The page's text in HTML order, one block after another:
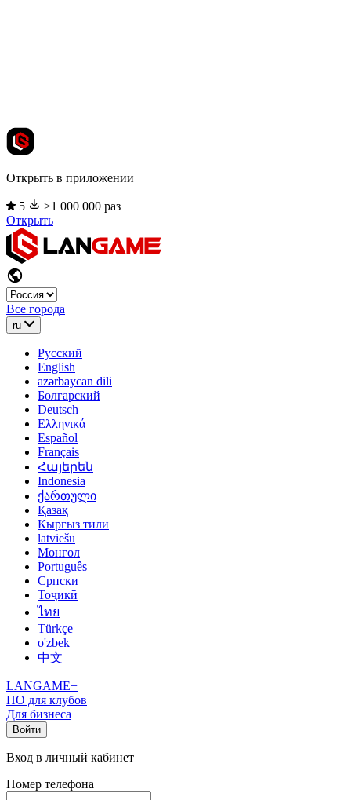
Открыть в приложении
5
>1 000 000 раз
Открыть
Все города
ru
Русский
English
azərbaycan dili
Болгарский
Deutsch
Ελληνικά
Español
Français
Հայերեն
Indonesia
ქართული
Қазақ
Кыргыз тили
latviešu
Монгол
Português
Српски
Тоҷикӣ
ไทย
Türkçe
o'zbek
中文
LANGAME+
ПО для клубов
Для бизнеса
Войти
Вход в личный кабинет
Номер телефона